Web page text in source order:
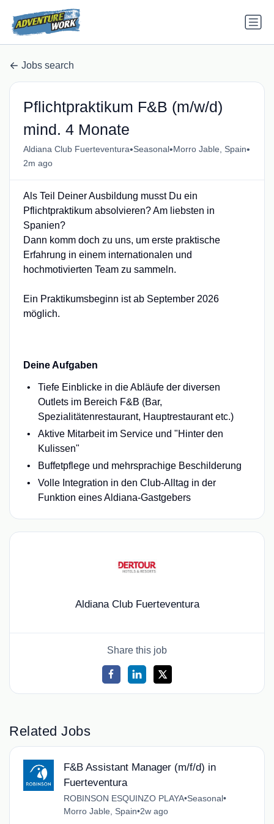
Jobs search
Pflichtpraktikum F&B (m/w/d)
mind. 4 Monate
Aldiana Club Fuerteventura•Seasonal•Morro Jable, Spain•
2m ago
Als Teil Deiner Ausbildung musst Du ein
Pflichtpraktikum absolvieren? Am liebsten in
Spanien?
Dann komm doch zu uns, um erste praktische
Erfahrung in einem internationalen und
hochmotivierten Team zu sammeln.
Ein Praktikumsbeginn ist ab September 2026
möglich.
Deine Aufgaben
Tiefe Einblicke in die Abläufe der diversen
Outlets im Bereich F&B (Bar,
Spezialitätenrestaurant, Hauptrestaurant etc.)
Aktive Mitarbeit im Service und "Hinter den
Kulissen"
Buffetpflege und mehrsprachige Beschilderung
Volle Integration in den Club-Alltag in der
Funktion eines Aldiana-Gastgebers
Aldiana Club Fuerteventura
Share this job
Related Jobs
F&B Assistant Manager (m/f/d) in
Fuerteventura
ROBINSON ESQUINZO PLAYA•Seasonal•
Morro Jable, Spain•2w ago